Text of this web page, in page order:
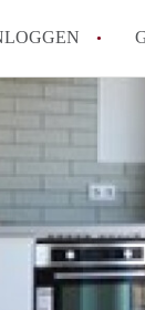
How to
Wat is
Wat is
Berekent
Is